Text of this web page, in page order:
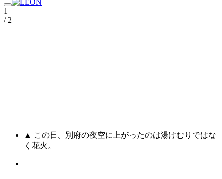
1
/ 2
▲ この日、別府の夜空に上がったのは湯けむりではな
く花火。